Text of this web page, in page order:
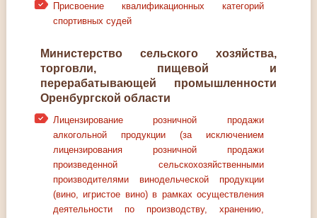
Присвоение квалификационных категорий
спортивных судей
Министерство сельского хозяйства,
торговли, пищевой и
перерабатывающей промышленности
Оренбургской области
Лицензирование розничной продажи
алкогольной продукции (за исключением
лицензирования розничной продажи
произведенной сельскохозяйственными
производителями винодельческой продукции
(вино, игристое вино) в рамках осуществления
деятельности по производству, хранению,